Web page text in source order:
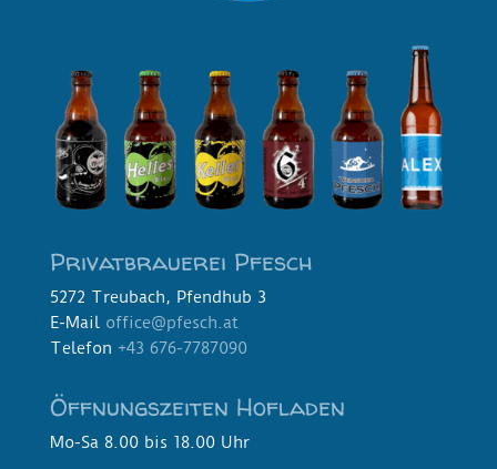
Privatbrauerei Pfesch
5272 Treubach, Pfendhub 3
E-Mail office@pfesch.at
Telefon +43 676-7787090
Öffnungszeiten Hofladen
Mo-Sa 8.00 bis 18.00 Uhr